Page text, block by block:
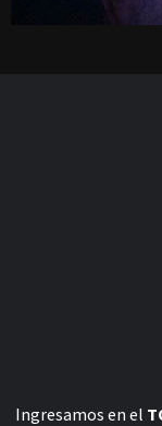
Ingresamos en el